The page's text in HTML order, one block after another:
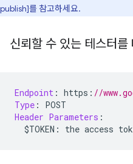
publish]를 참고하세요.
신뢰할 수 있는 테스터를
Endpoint : https : //
Type :
POST
Header Parameters :
$TOKEN : the access